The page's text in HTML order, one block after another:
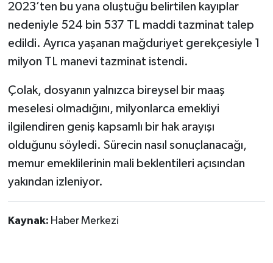
2023’ten bu yana oluştuğu belirtilen kayıplar
nedeniyle 524 bin 537 TL maddi tazminat talep
edildi. Ayrıca yaşanan mağduriyet gerekçesiyle 1
milyon TL manevi tazminat istendi.
Çolak, dosyanın yalnızca bireysel bir maaş
meselesi olmadığını, milyonlarca emekliyi
ilgilendiren geniş kapsamlı bir hak arayışı
olduğunu söyledi. Sürecin nasıl sonuçlanacağı,
memur emeklilerinin mali beklentileri açısından
yakından izleniyor.
Kaynak: Haber Merkezi